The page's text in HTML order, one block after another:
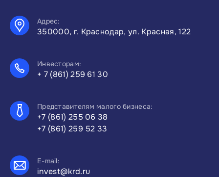
Адрес:
350000, г. Краснодар, ул. Красная, 122
Инвесторам:
+ 7 (861) 259 61 30
Представителям малого бизнеса:
+7 (861) 255 06 38
+7 (861) 259 52 33
E-mail:
invest@krd.ru